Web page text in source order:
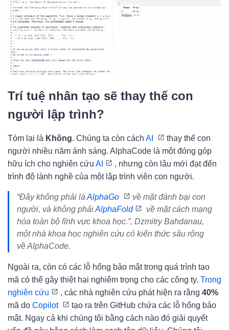
Trí tuệ nhân tạo sẽ thay thế con
người lập trình?
Tóm lại là Không. Chúng ta còn cách AI
thay thế con
người nhiều năm ánh sáng. AlphaCode là một đóng góp
hữu ích cho nghiên cứu AI
, nhưng còn lâu mới đạt đến
trình độ lành nghề của một lập trình viên con người.
“Đây không phải là AlphaGo
về mặt đánh bại con
người, và không phảiAlphaFold
về mặt cách mạng
hóa toàn bộ lĩnh vực khoa học.”, Dzmitry Bahdanau,
một nhà khoa học nghiên cứu có kiến ​​thức sâu rộng
về AlphaCode.
Ngoài ra, còn có các lỗ hổng bảo mật trong quá trình tạo
mã có thể gây thiệt hại nghiêm trọng cho các công ty. Trong
nghiên cứu
, các nhà nghiên cứu phát hiện ra rằng 40%
mã do Copilot
tạo ra trên GitHub chứa các lỗ hổng bảo
mật. Ngay cả khi chúng tôi bằng cách nào đó giải quyết